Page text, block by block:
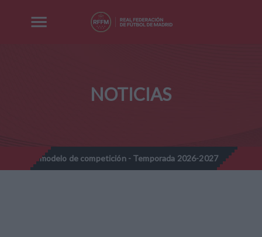
NOTICIAS
modelo de competición - Temporada 2026-2027 // Nota